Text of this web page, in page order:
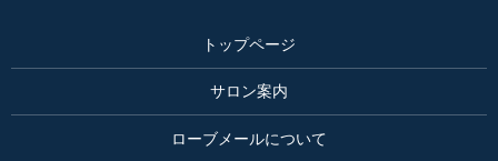
トップページ
サロン案内
ローブメールについて